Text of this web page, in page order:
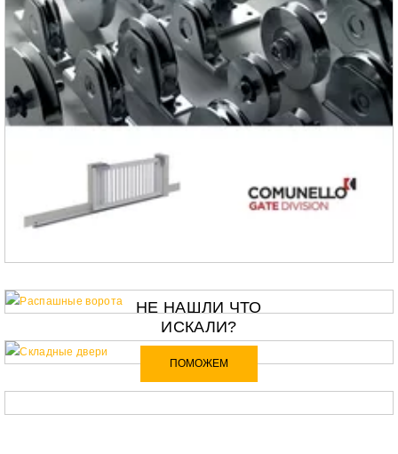
НЕ НАШЛИ ЧТО
ИСКАЛИ?
ПОМОЖЕМ
РАССЧИТАТЬ СТОИМОСТЬ
РАССЧИТАТЬ СТОИМОСТЬ